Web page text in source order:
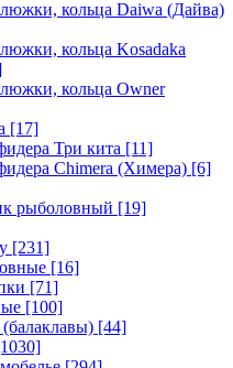
кольца Daiwa (Дайва)
кольца Kosadaka
кольца Owner
[17]
Три кита [11]
Chimera (Химера) [6]
рыболовный [19]
[231]
[16]
[71]
[100]
[44]